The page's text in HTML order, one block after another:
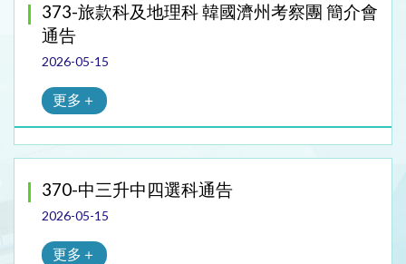
373-旅款科及地理科 韓國濟州考察團 簡介會
通告
2026-05-15
更多＋
370-中三升中四選科通告
2026-05-15
更多＋